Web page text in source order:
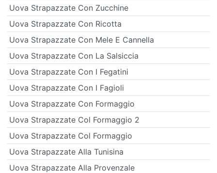
Uova Strapazzate Con Zucchine
Uova Strapazzate Con Ricotta
Uova Strapazzate Con Mele E Cannella
Uova Strapazzate Con La Salsiccia
Uova Strapazzate Con I Fegatini
Uova Strapazzate Con I Fagioli
Uova Strapazzate Con Formaggio
Uova Strapazzate Col Formaggio 2
Uova Strapazzate Col Formaggio
Uova Strapazzate Alla Tunisina
Uova Strapazzate Alla Provenzale